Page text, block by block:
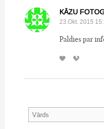
KĀZU
23.Okt, 2015
Paldies par